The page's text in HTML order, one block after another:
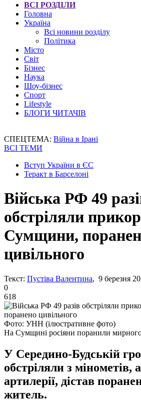
ВСІ РОЗДІЛИ
Головна
Україна
Всі новини розділу
Політика
Місто
Світ
Бізнес
Наука
Шоу-бізнес
Спорт
Lifestyle
БЛОГИ ЧИТАЧІВ
СПЕЦТЕМА: Війна в Ірані
ВСІ ТЕМИ
Вступ України в ЄС
Теракт в Барселоні
Війська РФ 49
обстріляли
Сумщини,
цивільного
Текст: Пустіва Валентина, 9 березня
0
618
Фото: УНН (ілюстративне фото)
На Сумщині росіяни поранили
У Середино-Будській
обстріляли з мінометів,
артилерії, дістав
житель.